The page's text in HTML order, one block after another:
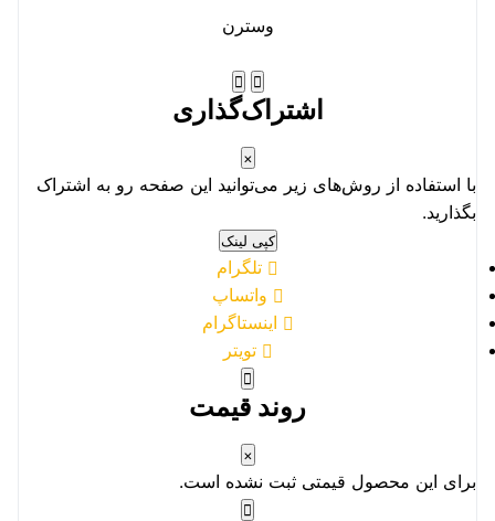
وسترن
اشتراک‌گذاری
×
با استفاده از روش‌های زیر می‌توانید این صفحه رو به اشتراک
بگذارید.
کپی لینک
تلگرام
واتساپ
اینستاگرام
تویتر
روند قیمت
×
برای این محصول قیمتی ثبت نشده است.